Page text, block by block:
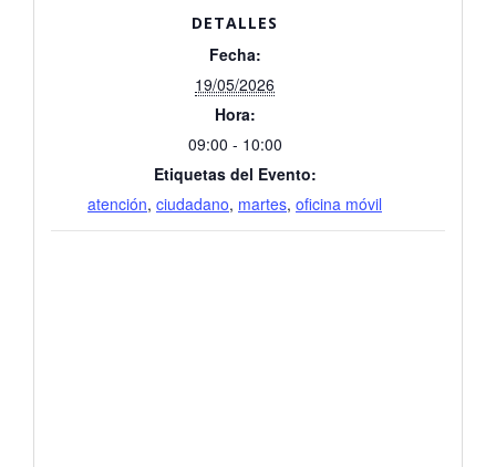
DETALLES
Fecha:
19/05/2026
Hora:
09:00 - 10:00
Etiquetas del Evento:
atención, ciudadano, martes, oficina móvil